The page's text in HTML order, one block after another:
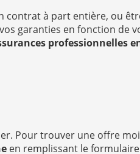
contrat à part entière, ou
garanties en fonction de
professionnelles
Pour trouver une offre
en remplissant le formulaire